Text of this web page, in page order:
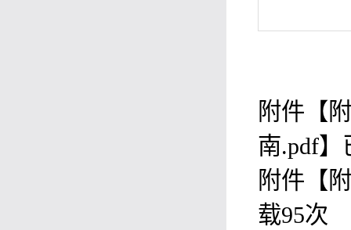
附件【
南.pdf】
附件【
载95次